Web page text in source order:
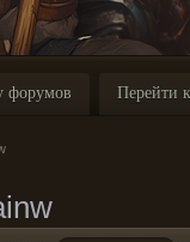
форумов Перейти